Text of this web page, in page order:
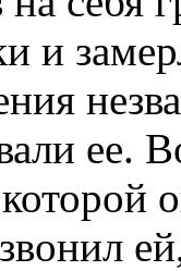
и
ее.
которой